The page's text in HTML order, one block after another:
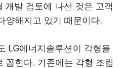
개발 검토에 나선 것은 고객
양해지고 있기 때문이다.
LG에너지솔루션이 각형을
꼽힌다. 기존에는 각형 조립